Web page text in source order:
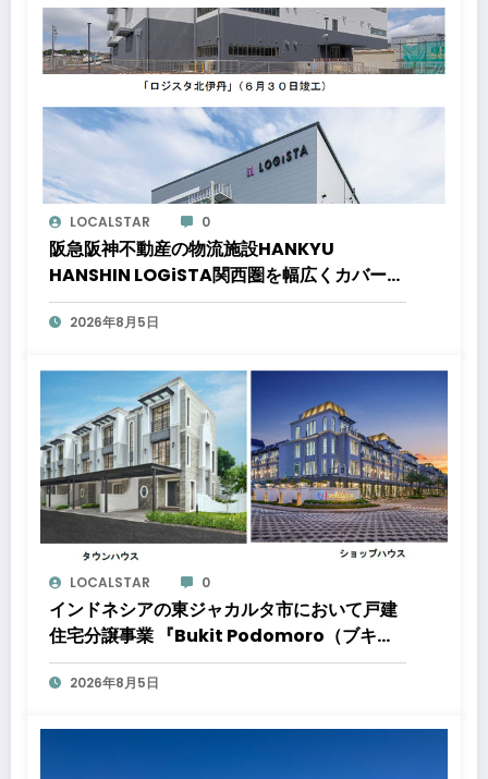
LOCALSTAR 0
阪急阪神不動産の物流施設HANKYU
HANSHIN LOGiSTA関西圏を幅広くカバーで
きる好立地に新たな物流施設が誕生「ロジス
タ北伊丹」と「ロジスタ京都伏見」が竣工し
2026年8月5日
LOCALSTAR 0
インドネシアの東ジャカルタ市において戸建
住宅分譲事業 『Bukit Podomoro（ブキッ
ト ポドモロ）』に参画しますタウンハウスと
ショップハウスを合わせた総戸数432戸のプ
2026年8月5日